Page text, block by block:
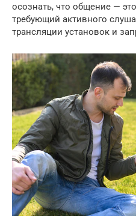
осознать, что общение —
требующий активного
трансляции установок и